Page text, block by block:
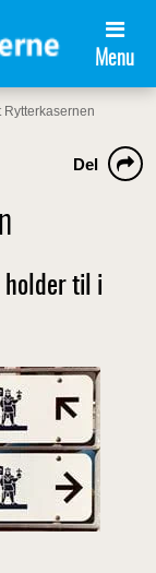
Menu
Del
holder til i